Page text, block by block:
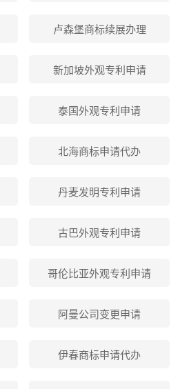
卢森堡商标续展办理
新加坡外观专利申请
泰国外观专利申请
北海商标申请代办
丹麦发明专利申请
古巴外观专利申请
哥伦比亚外观专利申请
阿曼公司变更申请
伊春商标申请代办